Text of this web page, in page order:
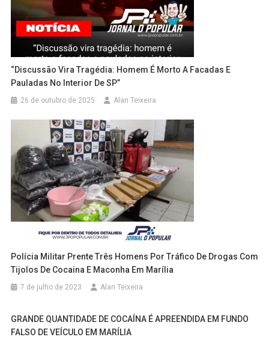
“Discussão Vira Tragédia: Homem É Morto A Facadas E
Pauladas No Interior De SP”
26 de outubro de 2025 Alan Teixeira
Polícia Militar Prente Três Homens Por Tráfico De Drogas Com
Tijolos De Cocaina E Maconha Em Marília
7 de julho de 2023 Alan Teixeira
GRANDE QUANTIDADE DE COCAÍNA É APREENDIDA EM FUNDO
FALSO DE VEÍCULO EM MARÍLIA